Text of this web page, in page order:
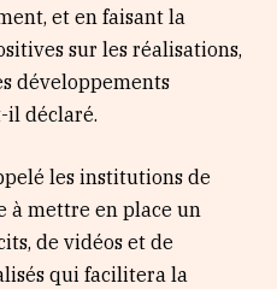
et en faisant la
sur les réalisations,
développements
il déclaré.
les institutions de
à mettre en place un
de vidéos et de
qui facilitera la